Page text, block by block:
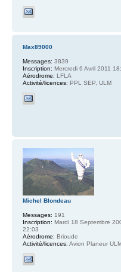
Max89000
Messages: 3839
Inscription: Mercredi 6 Avril 2011
Aérodrome: LFLA
Activité/licences: PPL SEP, ULM
Michel Blondeau
Messages: 191
Inscription: Mardi 18 Septembre
22:03
Aérodrome: Brioude
Activité/licences: Avion Planeur